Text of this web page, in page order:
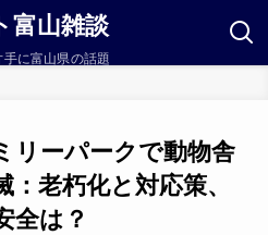
富山雑談
手に富山県の話題
リーパークで動物舎
：老朽化と対応策、
全は？